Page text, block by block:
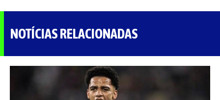
NOTÍCIAS RELACIONADAS